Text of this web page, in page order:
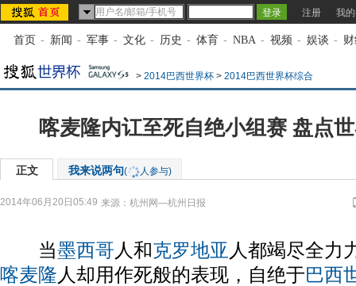
注册 我
首页 - 新闻 - 军事 - 文化 - 历史 - 体育 - NBA - 视频 - 娱谈 -
> 2014巴西世界杯 > 2014巴西世界杯综合
喀麦隆内讧至死自绝小组赛 盘点
正文 我来说两句( 人参与)
2014年06月20日05:49 来源： 杭州网—杭州日报
当墨西哥 人和克罗地亚 人都竭尽全力
喀麦隆 人却用作死般的表现，自绝于巴西